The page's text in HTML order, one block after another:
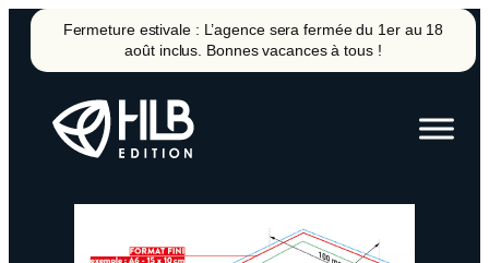
Aller
contenu
Fermeture estivale : L’agence sera fermée du 1er au 18
août inclus. Bonnes vacances à tous !